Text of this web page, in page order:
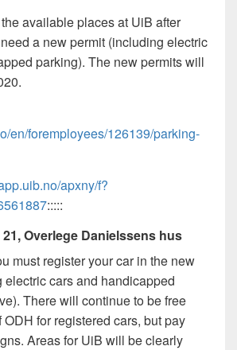
available places at UiB after
a new permit (including electric
parking). The new permits will
en/foremployees/126139/parking-
apxny/f?
:::::
Overlege Danielssens hus
must register your car in the new
electric cars and handicapped
There will continue to be free
for registered cars, but pay
Areas for UiB will be clearly